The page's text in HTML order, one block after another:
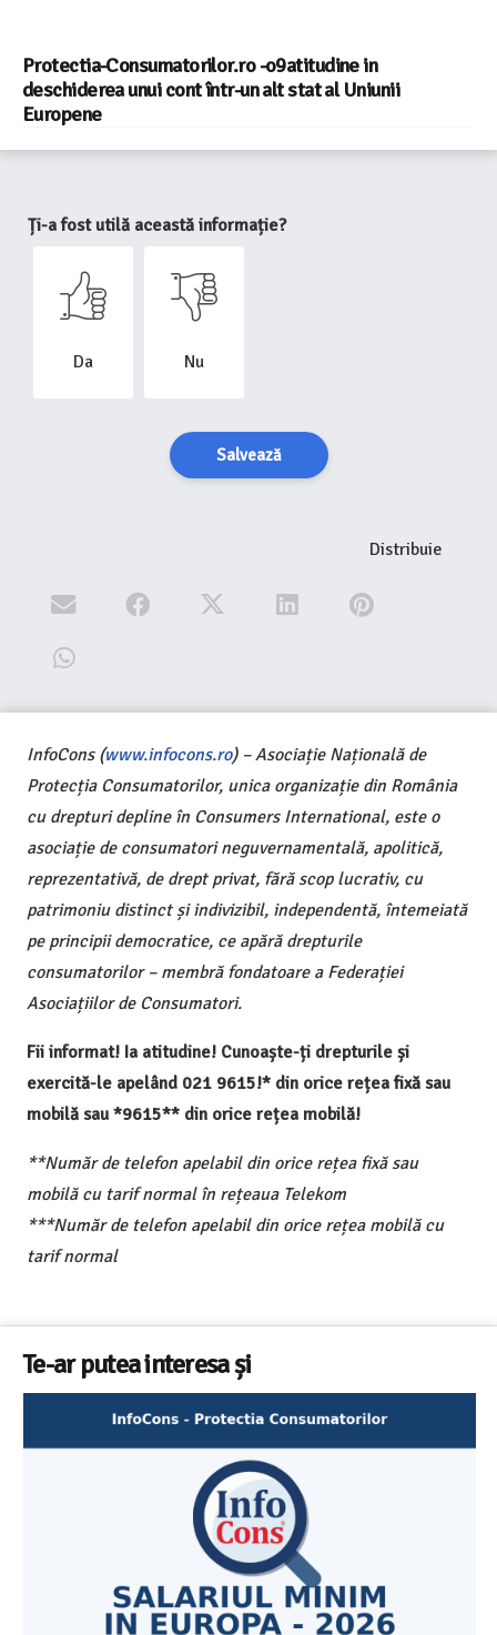
Protectia-Consumatorilor.ro -o9atitudine in
deschiderea unui cont într-un alt stat al Uniunii
Europene
Ți-a fost utilă această informație?
Da Nu
Salvează
Distribuie
InfoCons (www.infocons.ro) – Asociație Națională de
Protecția Consumatorilor, unica organizație din România
cu drepturi depline în Consumers International, este o
asociație de consumatori neguvernamentală, apolitică,
reprezentativă, de drept privat, fără scop lucrativ, cu
patrimoniu distinct și indivizibil, independentă, întemeiată
pe principii democratice, ce apără drepturile
consumatorilor – membră fondatoare a Federației
Asociațiilor de Consumatori.
Fii informat! Ia atitudine! Cunoaște-ți drepturile și
exercită-le apelând 021 9615!* din orice rețea fixă sau
mobilă sau *9615** din orice rețea mobilă!
**Număr de telefon apelabil din orice rețea fixă sau
mobilă cu tarif normal în rețeaua Telekom
***Număr de telefon apelabil din orice rețea mobilă cu
tarif normal
Te-ar putea interesa și